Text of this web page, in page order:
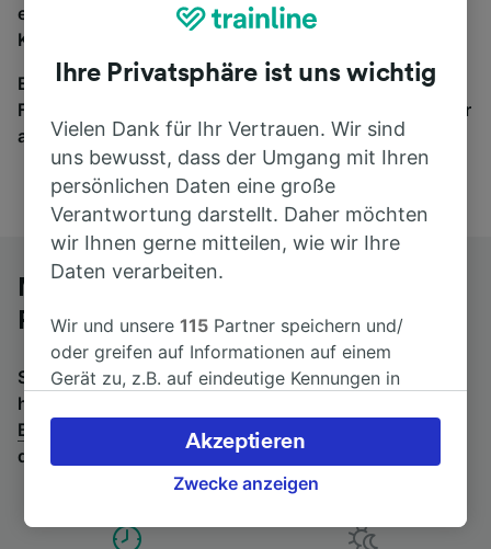
eine Suche und wir vergleichen Fahrtzeiten und
Kosten für Bahn- und Busreisen miteinander.
Egal, wohin die Reise geht – starten Sie mit uns.
Finden Sie hier Fahrkarten für Verbindungen von mehr
als 170 Bahn- und Busunternehmen.
Mit dem Fernbus von Bern nach Lyon
Part-Dieu
Suchen Sie nach einem Rückfahrtticket? Dann bitte
hier entlang:
Bern
Wenn Sie lieber mit dem Zug fahren, prüfen Sie
die
Züge von Bern bis Lyon Part-Dieu
Ihre Privatsphäre ist uns wichtig
Vielen Dank für Ihr Vertrauen. Wir sind
uns bewusst, dass der Umgang mit Ihren
persönlichen Daten eine große
Verantwortung darstellt. Daher möchten
wir Ihnen gerne mitteilen, wie wir Ihre
Daten verarbeiten.
Wir und unsere115 Partner speichern und/
oder greifen auf Informationen auf einem
Gerät zu, z.B. auf eindeutige Kennungen in
verarbeiten. Sie können Ihre Präferenzen
akzeptieren oder verwalten, einschließlich
Ihres Widerspruchsrechts bei berechtigtem
besuchen Sie jederzeit die Seite der
Zwecke anzeigen
Akzeptieren